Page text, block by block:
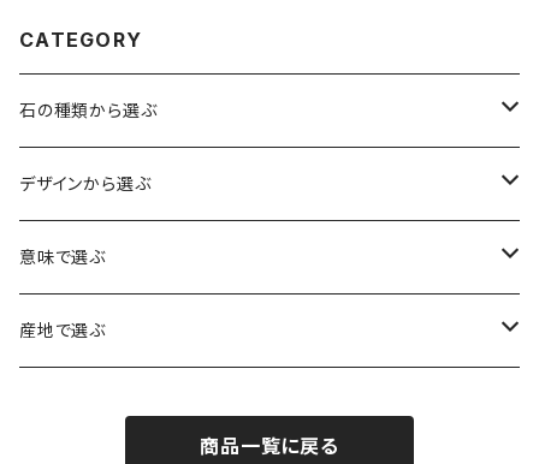
CATEGORY
石の種類から選ぶ
水晶（クォーツ）
アイリスクォーツ（虹入り水晶）
ヒマラヤ水晶
ローズクォーツ（紅水晶）
アメジスト（紫水晶）
デザインから選ぶ
龍彫刻（水晶）
龍彫刻（オニキス）
意味で選ぶ
魔除け・厄除け
産地で選ぶ
商品一覧に戻る